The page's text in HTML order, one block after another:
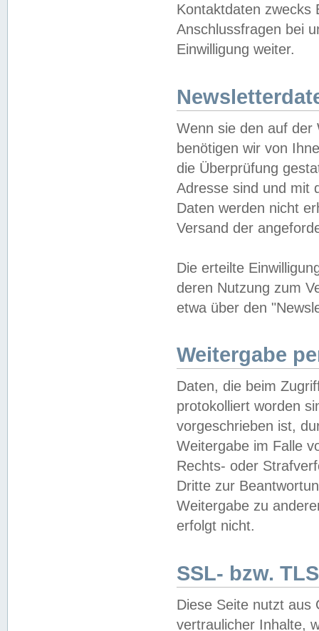
Kontaktdaten zwecks
Anschlussfragen bei
Einwilligung weiter.
Wenn sie den auf der
benötigen wir von
die Überprüfung
Adresse sind und mit
Daten werden nicht
Versand der
Die erteilte
deren Nutzung zum
etwa über den
Weitergabe
Daten, die beim
protokolliert worden
vorgeschrieben ist,
Weitergabe im Falle
Rechts- oder
Dritte zur
Weitergabe zu
erfolgt nicht.
SSL- bzw.
Diese Seite nutzt aus
vertraulicher Inhalte,